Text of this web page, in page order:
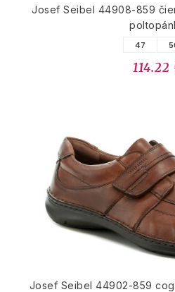
Josef Seibel 44908-859
47
114.22
Josef Seibel 44902-859